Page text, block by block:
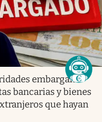
embargan
bancarias y bienes
que hayan